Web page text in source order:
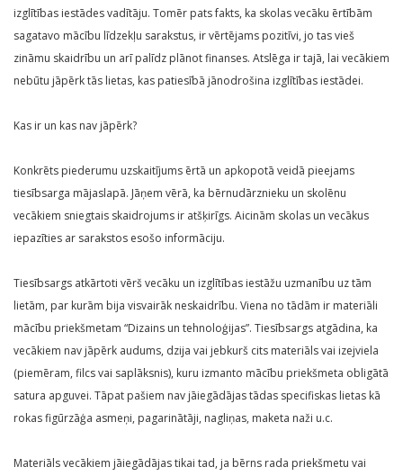
izglītības iestādes vadītāju. Tomēr pats fakts, ka skolas vecāku ērtībām
sagatavo mācību līdzekļu sarakstus, ir vērtējams pozitīvi, jo tas vieš
zināmu skaidrību un arī palīdz plānot finanses. Atslēga ir tajā, lai vecākiem
nebūtu jāpērk tās lietas, kas patiesībā jānodrošina izglītības iestādei.
Kas ir un kas nav jāpērk?
Konkrēts piederumu uzskaitījums ērtā un apkopotā veidā pieejams
tiesībsarga mājaslapā. Jāņem vērā, ka bērnudārznieku un skolēnu
vecākiem sniegtais skaidrojums ir atšķirīgs. Aicinām skolas un vecākus
iepazīties ar sarakstos esošo informāciju.
Tiesībsargs atkārtoti vērš vecāku un izglītības iestāžu uzmanību uz tām
lietām, par kurām bija visvairāk neskaidrību. Viena no tādām ir materiāli
mācību priekšmetam “Dizains un tehnoloģijas”. Tiesībsargs atgādina, ka
vecākiem nav jāpērk audums, dzija vai jebkurš cits materiāls vai izejviela
(piemēram, filcs vai saplāksnis), kuru izmanto mācību priekšmeta obligātā
satura apguvei. Tāpat pašiem nav jāiegādājas tādas specifiskas lietas kā
rokas figūrzāģa asmeņi, pagarinātāji, nagliņas, maketa naži u.c.
Materiāls vecākiem jāiegādājas tikai tad, ja bērns rada priekšmetu vai